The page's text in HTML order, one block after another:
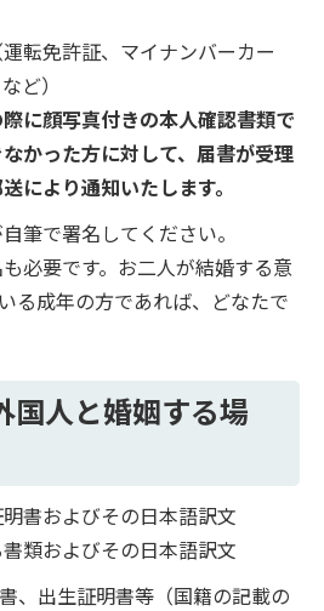
転免許証、マイナンバーカー
ど）
際に顔写真付きの本人確認書類で
かった方に対して、届書が受理
により通知いたします。
筆で署名してください。
必要です。お二人が結婚する意
る成年の方であれば、どなたで
国人と婚姻する場
書およびその日本語訳文
類およびその日本語訳文
、出生証明書等（国籍の記載の